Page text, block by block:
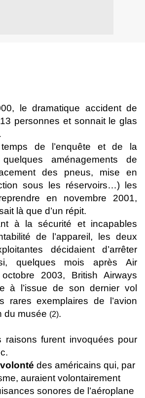
le dramatique accident de
personnes et sonnait le glas
de l’enquête et de la
aménagements de
des pneus, mise en
sous les réservoirs…) les
en novembre 2001,
là que d’un répit.
à la sécurité et incapables
de l’appareil, les deux
décidaient d’arrêter
quelques mois après Air
2003, British Airways
à l’issue de son dernier vol
rares exemplaires de l’avion
du musée (2).
raisons furent invoquées pour
des américains qui, par
auraient volontairement
sonores de l’aéroplane